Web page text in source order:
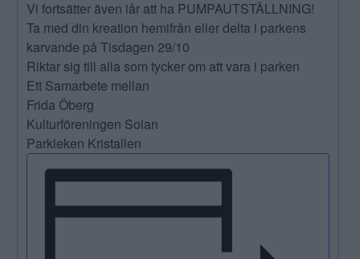
Vi fortsätter även iår att ha PUMPAUTSTÄLLNING!
Ta med din kreation hemifrån eller delta i parkens
karvande på Tisdagen 29/10
Riktar sig till alla som tycker om att vara i parken
Ett Samarbete mellan
Frida Öberg
Kulturföreningen Solan
Parkleken Kristallen